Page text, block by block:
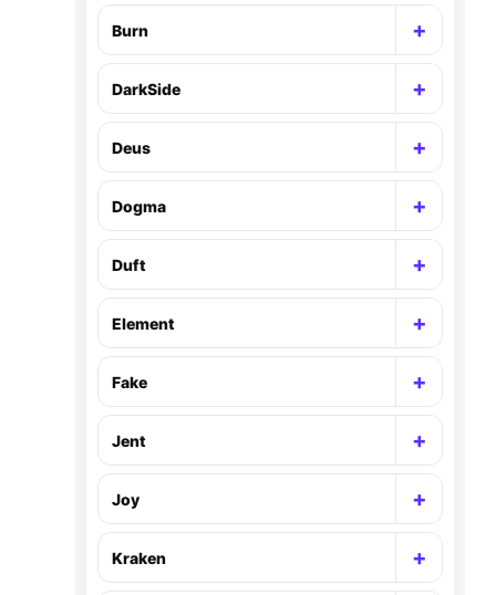
Burn +
DarkSide +
Deus +
Dogma +
Duft +
Element +
Fake +
Jent +
Joy +
Kraken +